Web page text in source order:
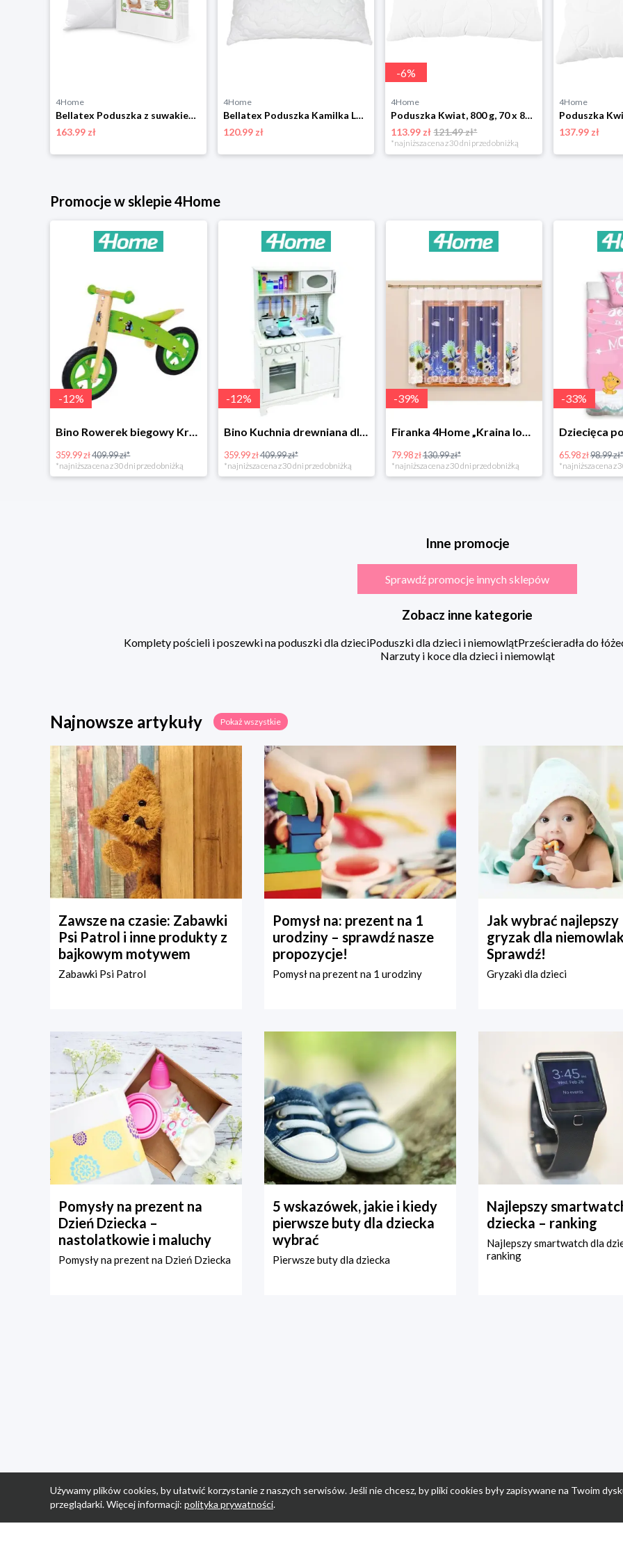
4Home
Bellatex Poduszka z suwakiem Merkado AntiStress 900 g, 70 x 90 cm
163.99 zł
4Home
Bellatex Poduszka Kamilka Lux z zamkiem błyskawicznym 900 g, 70 x 90 cm
120.99 zł
-6%
4Home
Poduszka Kwiat, 800 g, 70 x 80 cm Bellatex
113.99 zł121.49 zł*
*najniższa cena z 30 dni przed obniżką
4Home
137.99 zł
Promocje w sklepie 4Home
-12%
Bino Rowerek biegowy Krecik
359.99 zł409.99 zł*
*najniższa cena z 30 dni przed obniżką
-12%
359.99 zł409.99 zł*
*najniższa cena z 30 dni przed obniżką
-39%
79.98 zł130.99 zł*
*najniższa cena z 30 dni przed obniżką
-33%
65.98 zł98.99 zł*
*najniższa cena z
Inne promocje
Sprawdź promocje innych sklepów
Zobacz inne kategorie
Komplety pościeli i poszewki na poduszki dla dzieciPoduszki dla dzieci i niemowlątPrześcieradła do
Narzuty i koce dla dzieci i niemowląt
Najnowsze artykuły Pokaż wszystkie
Zawsze na czasie: Zabawki
Psi Patrol i inne produkty z
bajkowym motywem
Zabawki Psi Patrol
Pomysł na: prezent na 1
urodziny – sprawdź nasze
propozycje!
Pomysł na prezent na 1 urodziny
Jak wybrać najlepszy
gryzak dla
Sprawdź!
Gryzaki dla dzieci
Pomysły na prezent na
Dzień Dziecka –
nastolatkowie i maluchy
Pomysły na prezent na Dzień Dziecka
5 wskazówek, jakie i kiedy
pierwsze buty dla dziecka
wybrać
Pierwsze buty dla dziecka
Najlepszy
dziecka – ranking
Najlepszy smartwatch dla
ranking
Używamy plików cookies, by ułatwić korzystanie z naszych serwisów. Jeśli nie chcesz, by pliki cookies były zapisywane na Twoim
przeglądarki. Więcej informacji: polityka prywatności.